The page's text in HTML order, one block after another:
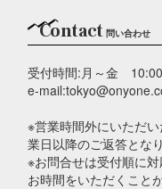
Contact 問い合わせ
受付時間:月～金
e-
※営業時間外にいただ
業日以降のご返答となり
※お問合せは受付順に
お時間をいただくこと